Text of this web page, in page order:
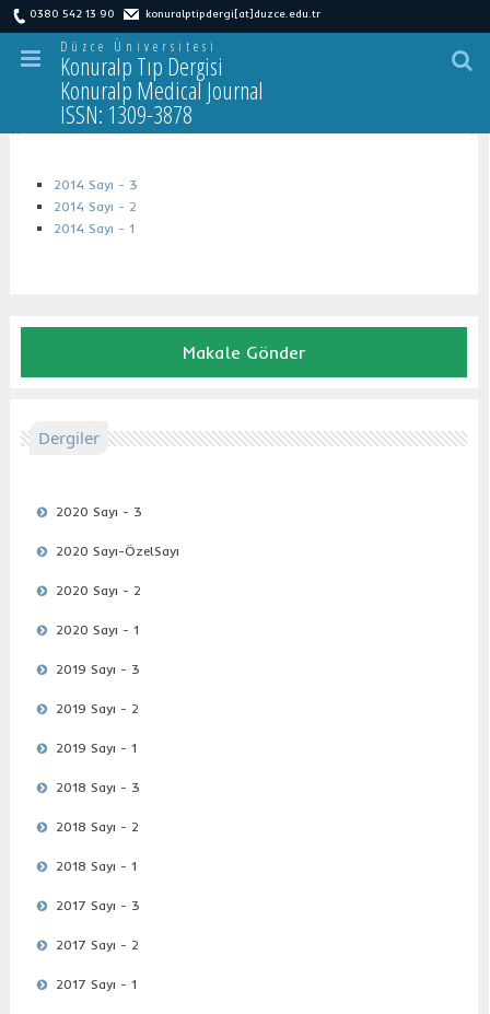
0380 542 13 90 konuralptipdergi[at]duzce.edu.tr
Düzce Üniversitesi
Konuralp Tıp Dergisi
Konuralp Medical Journal
ISSN: 1309-3878
014
2014 Sayı - 3
2014 Sayı - 2
2014 Sayı - 1
Makale Gönder
Dergiler
2020 Sayı - 3
2020 Sayı-ÖzelSayı
2020 Sayı - 2
2020 Sayı - 1
2019 Sayı - 3
2019 Sayı - 2
2019 Sayı - 1
2018 Sayı - 3
2018 Sayı - 2
2018 Sayı - 1
2017 Sayı - 3
2017 Sayı - 2
2017 Sayı - 1